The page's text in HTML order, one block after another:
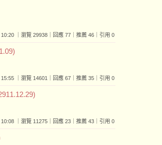
｜瀏覽 29938｜回應 77｜推薦 46｜引用 0
｜瀏覽 14601｜回應 67｜推薦 35｜引用 0
｜瀏覽 11275｜回應 23｜推薦 43｜引用 0